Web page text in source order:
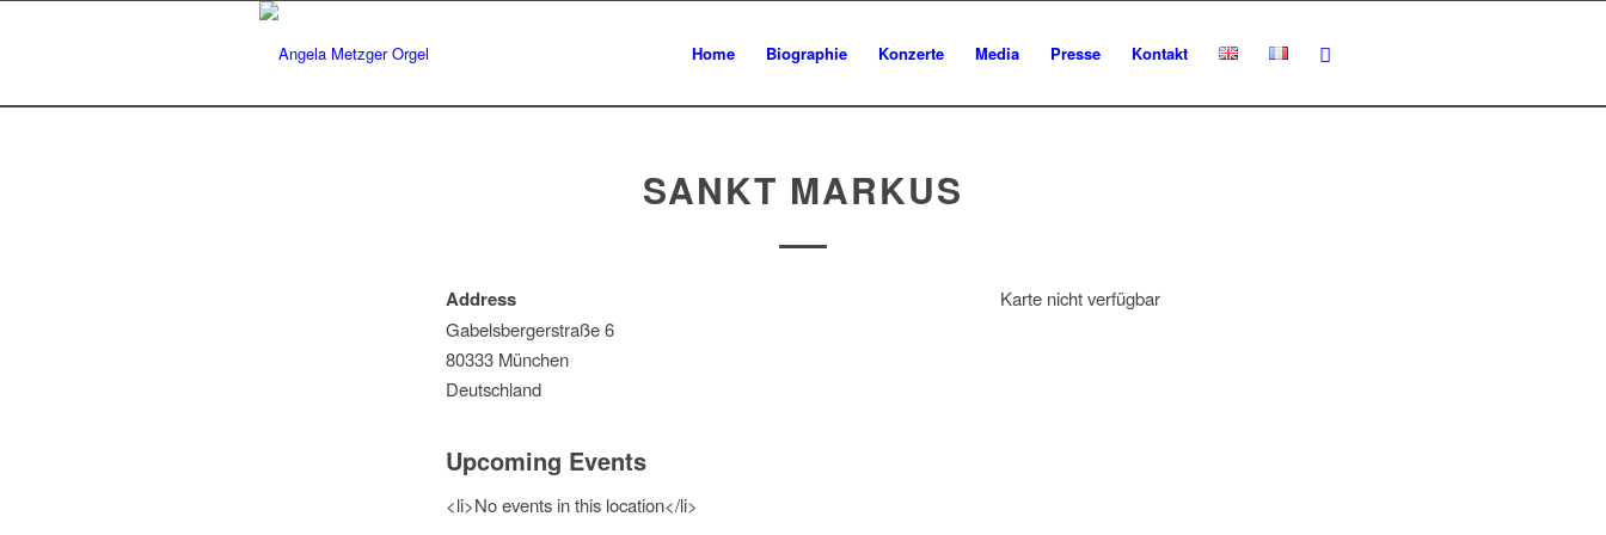
Home Biographie Konzerte Media Presse Kontakt
SANKT MARKUS
Karte nicht verfügbar
Address
Gabelsbergerstraße 6
80333 München
Deutschland
Upcoming Events
<li>No events in this location</li>